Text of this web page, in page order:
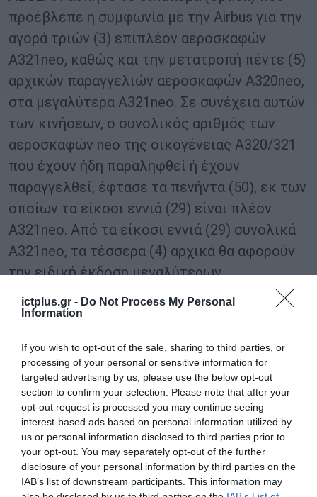
ictplus.gr - Do Not Process My Personal
Information
If you wish to opt-out of the sale, sharing to third parties, or
processing of your personal or sensitive information for
targeted advertising by us, please use the below opt-out
section to confirm your selection. Please note that after your
opt-out request is processed you may continue seeing
interest-based ads based on personal information utilized by
us or personal information disclosed to third parties prior to
your opt-out. You may separately opt-out of the further
disclosure of your personal information by third parties on the
IAB’s list of downstream participants. This information may
προέβλεπε η συμφωνία με την Airbus για την
αγορά τριών (3) επιπλέον αεροσκαφών
A321neo, καθώς και την μετατροπή πέντε (5)
αρχικών παραγγελιών αεροσκαφών A320neo,
στα μεγαλύτερα A321neo. Σε συνέχεια αυτών
των κινήσεων, ο συνολικός αριθμός των
αεροσκαφών neo της οικογένειας A320/321
που έχουν ήδη παραληφθεί ή έχουν
παραγγελθεί, έφτασε τα πενήντα (50), εκ των
οποίων τα είκοσι εννιά (29) είναι πλέον
A321neo. Από τα είκοσι εννιά (29) συνολικά
Α321neo, τα τέσσερα (4) αρχικά θα αφορούν
την ειδική έκδοση μεγαλύτερων
αποστάσεων. Συνολικά είκοσι οχτώ (28)
αεροσκάφη neo έχουν ήδη παραδοθεί μέχρι
να παραληφθούν στο διάστημα 2024 2028.
TAGS: AEGEAN AIRBUS A321NEO